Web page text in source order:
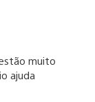
muito
ajuda